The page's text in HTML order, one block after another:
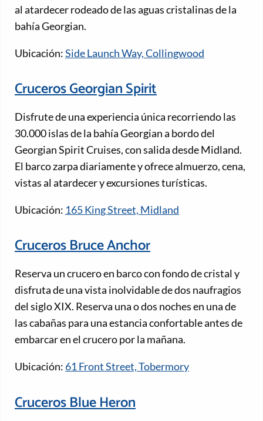
al atardecer rodeado de las aguas cristalinas de la
bahía Georgian.
Ubicación:Side Launch Way, Collingwood
Cruceros Georgian Spirit
Disfrute de una experiencia única recorriendo las
30.000 islas de la bahía Georgian a bordo del
Georgian Spirit Cruises, con salida desde Midland.
El barco zarpa diariamente y ofrece almuerzo, cena,
vistas al atardecer y excursiones turísticas.
Ubicación: 165 King Street, Midland
Cruceros Bruce Anchor
Reserva un crucero en barco con fondo de cristal y
disfruta de una vista inolvidable de dos naufragios
del siglo XIX. Reserva una o dos noches en una de
las cabañas para una estancia confortable antes de
embarcar en el crucero por la mañana.
Ubicación: 61 Front Street, Tobermory
Cruceros Blue Heron